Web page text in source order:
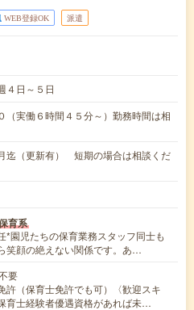
WEB登録OK 派遣
４日～５日
（実働６時間４５分～）勤務時間は相
迄（更新有） 短期の場合は相談くだ
育系
*園児たちの保育業務スタッフ同士も
笑顔の絶えない関係です。あ…
要
許（保育士免許でも可）〈歓迎スキ
育士経験者優遇資格があれば未…